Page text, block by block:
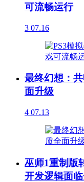
可流畅运行
3 07.16
最终幻想：
面升级
4 07.13
巫师1重制版
开发逻辑面